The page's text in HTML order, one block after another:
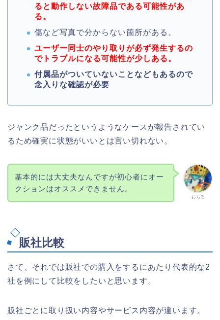
ると動作しない故障品である可能性があ
る。
傷など写真で分からない箇所がある。
ユーザー同士のやり取りが必ず発生するの
でトラブルになる可能性が少しある。
付属品がついていないことなどもあるので
念入りな確認が必要
ジャンク品だったというようなケースが報告されてい
るため確実に状態がいいとは言い切れない。
おちろ
基本的には大丈夫なんですが初心者にオー
クションはオススメできません。
販社比較
さて、それでは販社での購入をするにあたり代表的な2
社を例にして比較をしたいと思います。
販社ごとに取り扱い内容やサービス内容が違います。